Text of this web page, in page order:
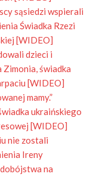
sąsiedzi wspierali
Świadka Rzezi
[WIDEO]
dzieci i
Zimonia, świadka
[WIDEO]
mamy.”
ukraińskiego
[WIDEO]
nie zostali
Ireny
na